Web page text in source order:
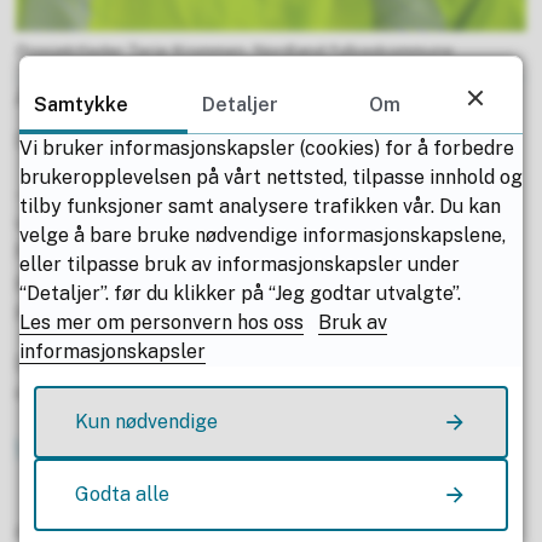
Prosjektleder Terje Krommen, Nordland fylkeskommune
Arbeider ut mai måned
Det er ikke planlagt flere stengninger i prosjektet.
– Når kaia tas i bruk igjen i slutten av mars, skal ikke
videre anleggsaktivitet være til hinder for trafikken.
Planen er at vi holder på ut mai. Vi vil samtidig takke
publikum for tålmodigheten mens oppgraderingen
pågår, avslutter Krommen.
Det er Christie & Opsahl AS som utfører arbeidene på
oppdrag fra Nordland fylkeskommune.
Publisert av Irene Rasmussen Skaue
Samtykke Detaljer
Om
Vi bruker informasjonskapsler (cookies) for å forbedre
brukeropplevelsen på vårt nettsted, tilpasse innhold og
tilby funksjoner samt analysere trafikken vår. Du kan
velge å bare bruke nødvendige informasjonskapslene,
eller tilpasse bruk av informasjonskapsler under
“Detaljer”. før du klikker på “Jeg godtar utvalgte”.
Les mer om personvern hos oss
Bruk av
informasjonskapsler
Kun nødvendige
Godta alle